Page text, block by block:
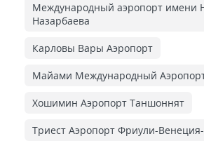
Международный аэропорт имени
Назарбаева
Карловы Вары Аэропорт
Майами Международный
Хошимин Аэропорт Таншоннят
Триест Аэропорт Фриули-